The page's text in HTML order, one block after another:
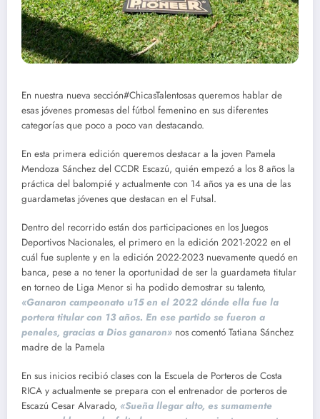
En nuestra nueva sección#ChicasTalentosas queremos hablar de
esas jóvenes promesas del fútbol femenino en sus diferentes
categorías que poco a poco van destacando.
En esta primera edición queremos destacar a la joven Pamela
Mendoza Sánchez del CCDR Escazú, quién empezó a los 8 años la
práctica del balompié y actualmente con 14 años ya es una de las
guardametas jóvenes que destacan en el Futsal.
Dentro del recorrido están dos participaciones en los Juegos
Deportivos Nacionales, el primero en la edición 2021-2022 en el
cuál fue suplente y en la edición 2022-2023 nuevamente quedó en
banca, pese a no tener la oportunidad de ser la guardameta titular
en torneo de Liga Menor si ha podido demostrar su talento,
«Ganaron campeonato u15 en el 2022 dónde ella fue la
portera titular con 13 años. En ese partido se fueron a
penales, gracias a Dios ganaron» nos comentó Tatiana Sánchez
madre de la Pamela
En sus inicios recibió clases con la Escuela de Porteros de Costa
RICA y actualmente se prepara con el entrenador de porteros de
Escazú Cesar Alvarado, «Sueña llegar alto, es sumamente